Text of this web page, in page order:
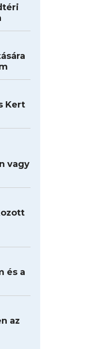
Kert
vagy
és a
az